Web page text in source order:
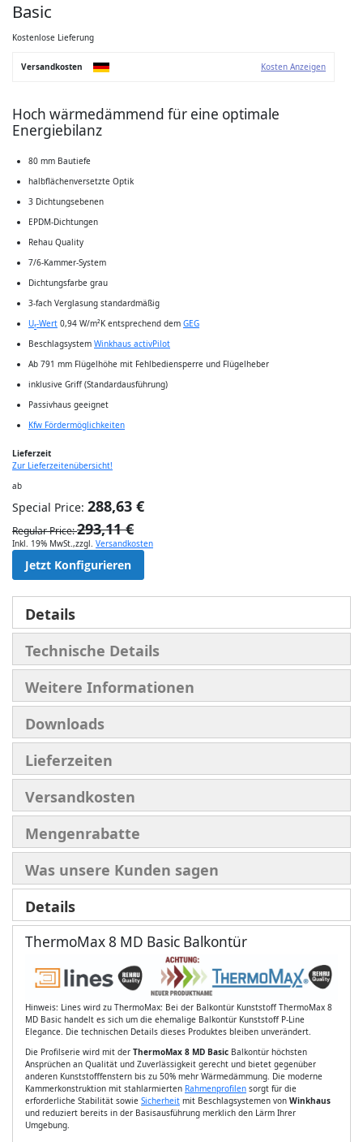
Bildgalerie
Basic
Kostenlose Lieferung
Versandkosten Kosten Anzeigen
Hoch wärmedämmend für eine optimale
Energiebilanz
80 mm Bautiefe
halbflächenversetzte Optik
3 Dichtungsebenen
EPDM-Dichtungen
Rehau Quality
7/6-Kammer-System
Dichtungsfarbe grau
3-fach Verglasung standardmäßig
Uf-Wert 0,94 W/m²K entsprechend dem GEG
Beschlagsystem Winkhaus activPilot
Ab 791 mm Flügelhöhe mit Fehlbediensperre und Flügelheber
inklusive Griff (Standardausführung)
Passivhaus geeignet
Kfw Fördermöglichkeiten
Lieferzeit
Zur Lieferzeitenübersicht!
ab
Special Price 288,63 €
Regular Price 293,11 €
Inkl. 19% MwSt.,zzgl. Versandkosten
Jetzt Konfigurieren
Details
Technische Details
Weitere Informationen
Downloads
Lieferzeiten
Versandkosten
Mengenrabatte
Was unsere Kunden sagen
Details
ThermoMax 8 MD Basic Balkontür
Hinweis: Lines wird zu ThermoMax: Bei der Balkontür Kunststoff ThermoMax 8
MD Basic handelt es sich um die ehemalige Balkontür Kunststoff P-Line
Elegance. Die technischen Details dieses Produktes bleiben unverändert.
Die Profilserie wird mit der ThermoMax 8 MD Basic Balkontür höchsten
Ansprüchen an Qualität und Zuverlässigkeit gerecht und bietet gegenüber
anderen Kunststofffenstern bis zu 50% mehr Wärmedämmung. Die moderne
Kammerkonstruktion mit stahlarmierten Rahmenprofilen sorgt für die
erforderliche Stabilität sowie Sicherheit mit Beschlagsystemen von Winkhaus
und reduziert bereits in der Basisausführung merklich den Lärm Ihrer
Umgebung.